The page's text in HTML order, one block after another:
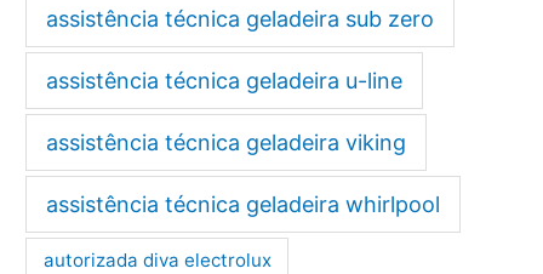
assistência técnica geladeira sub zero
assistência técnica geladeira u-line
assistência técnica geladeira viking
assistência técnica geladeira whirlpool
autorizada diva electrolux